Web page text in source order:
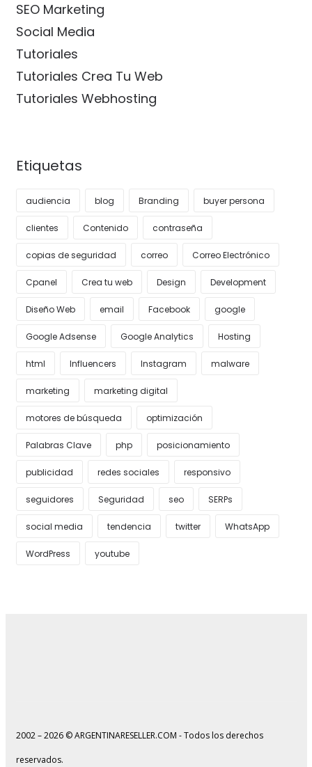
SEO Marketing
Social Media
Tutoriales
Tutoriales Crea Tu Web
Tutoriales Webhosting
Etiquetas
audiencia blog Branding buyer persona
clientes Contenido contraseña
copias de seguridad correo Correo Electrónico
Cpanel Crea tu web Design Development
Diseño Web email Facebook google
Google Adsense Google Analytics Hosting
html Influencers Instagram malware
marketing marketing digital
motores de búsqueda optimización
Palabras Clave php posicionamiento
publicidad redes sociales responsivo
seguidores Seguridad seo SERPs
social media tendencia twitter WhatsApp
WordPress youtube
2002 – 2026 © ARGENTINARESELLER.COM - Todos los derechos
reservados.